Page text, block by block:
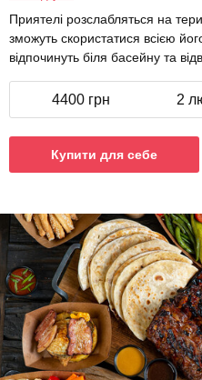
Приятелі розслабляться на
зможуть скористатися всією
відпочинуть біля басейну та
4400 грн 2
Купити для себе